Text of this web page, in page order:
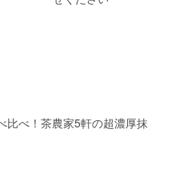
・体験
の間で
希望日
平 ・こ
験、で
きあ
比べ！茶農家5軒の超濃厚抹